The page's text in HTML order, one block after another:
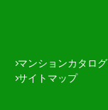
マンションカタログ
サイトマップ